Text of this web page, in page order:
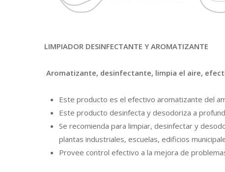
LIMPIADOR DESINFECTANTE Y AROMATIZANTE
Aromatizante, desinfectante, limpia el aire,
Este producto es el efectivo aromatizante del
Este producto desinfecta y desodoriza a
Se recomienda para limpiar, desinfectar y
plantas industriales, escuelas, edificios
Provee control efectivo a la mejora de